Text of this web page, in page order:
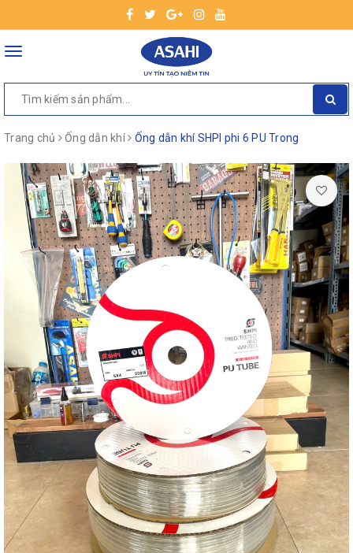
Toggle
Trang chủ Ống dẫn khí Ống dẫn khí SHPI phi 6 PU Trong